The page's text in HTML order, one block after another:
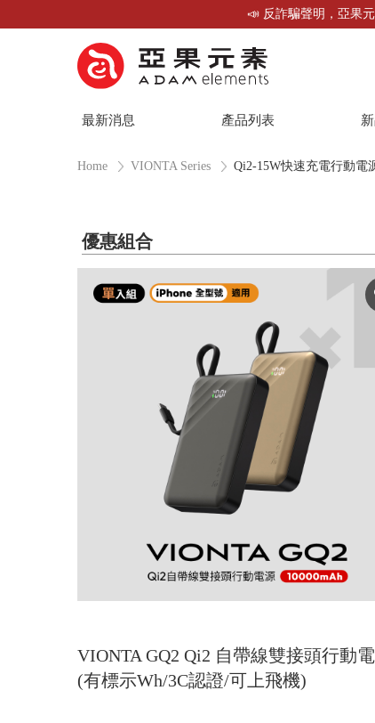
📣 反詐騙聲明，亞果
最新消息 產品列表
Home VIONTA Series Qi2-15W快速充電行動電
優惠組合
VIONTA GQ2 Qi2 自帶線雙接頭行動
(有標示Wh/3C認證/可上飛機)